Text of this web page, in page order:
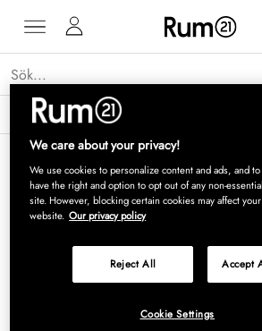
Få 15 % rabatt på Grythyttan Stålmöbler* →
We care about your privacy!
We use cookies to personalize content and ads, and
have the right and option to opt out of any non-
site. However, blocking certain cookies may affect
website. Our privacy policy
Reject All Accept
Cookie Settings